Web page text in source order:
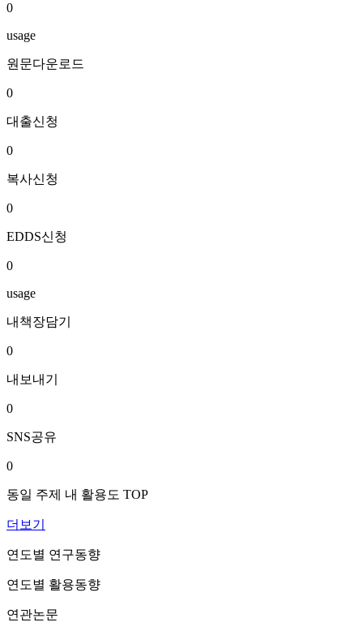
0
usage
원문다운로드
0
대출신청
0
복사신청
0
EDDS신청
0
usage
내책장담기
0
내보내기
0
SNS공유
0
동일 주제 내 활용도 TOP
더보기
연도별 연구동향
연도별 활용동향
연관논문